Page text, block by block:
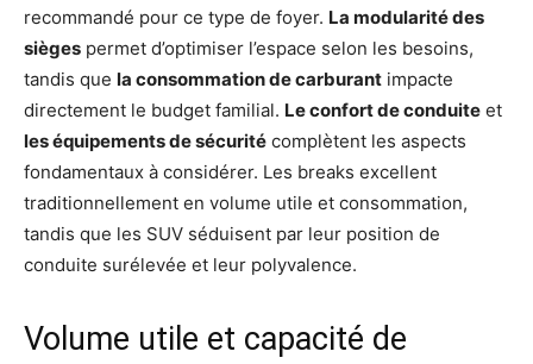
recommandé pour ce type de foyer. La modularité des
sièges permet d’optimiser l’espace selon les besoins,
tandis que la consommation de carburant impacte
directement le budget familial. Le confort de conduite et
les équipements de sécurité complètent les aspects
fondamentaux à considérer. Les breaks excellent
traditionnellement en volume utile et consommation,
tandis que les SUV séduisent par leur position de
conduite surélevée et leur polyvalence.
Volume utile et capacité de